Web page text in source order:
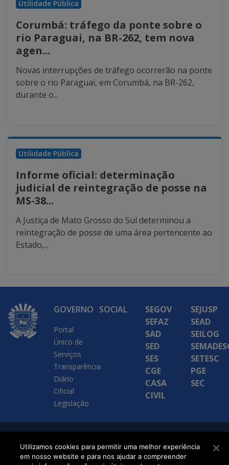
Utilidade Pública
Corumbá: tráfego da ponte sobre o
rio Paraguai, na BR-262, tem nova
agen...
Novas interrupções de tráfego ocorrerão na ponte
sobre o rio Paraguai, em Corumbá, na BR-262,
durante o...
Utilidade Pública
Informe oficial: determinação
judicial de reintegração de posse na
MS-38...
A Justiça de Mato Grosso do Sul determinou a
reintegração de posse de uma área pertencente ao
Estado,...
GOVERNO
Portal
Único de
Serviços
Transparência
Diário
Oficial
Legislação
SOCIAL
SEGOV
SEFAZ
SAD
SED
SES
CGE
CASA
CIVIL
SEJUSP
SEAD
SEILOG
SETESC
PGE
SEC
SETDIG | Secretaria-
Executiva de
Utilizamos cookies para permitir uma melhor experiência
em nosso website e para nos ajudar a compreender